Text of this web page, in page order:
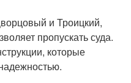
и Троицкий,
пропускать суда.
которые